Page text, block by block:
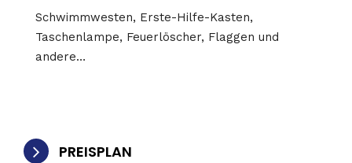
Schwimmwesten, Erste-Hilfe-Kasten,
Taschenlampe, Feuerlöscher, Flaggen und
andere…
PREISPLAN